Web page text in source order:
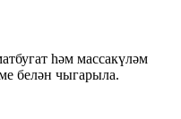
һәм массакүләм
белән чыгарыла.